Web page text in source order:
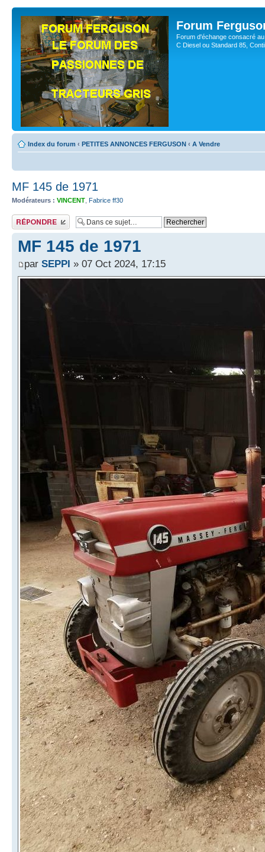
Forum
Forum d'échange consacré
C Diesel ou Standard 85,
Index du forum ‹ PETITES ANNONCES FERGUSON ‹ A Vendre
MF 145 de 1971
Modérateurs : VINCENT Fabrice ff30
Publier une réponse
MF 145 de 1971
par SEPPI » 07 Oct 2024, 17:15